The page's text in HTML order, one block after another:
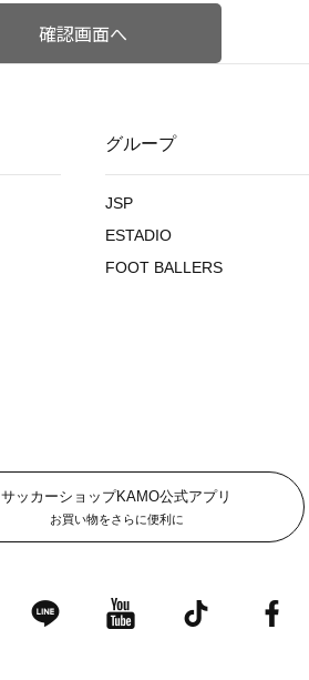
グループ
JSP
ESTADIO
FOOT BALLERS
サッカーショップKAMO公式アプリ
お買い物をさらに便利に